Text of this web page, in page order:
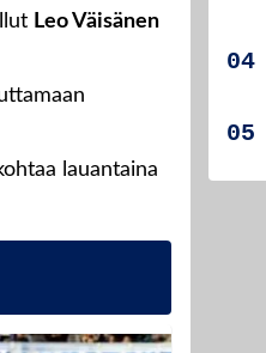
Leo Väisänen
lauantaina